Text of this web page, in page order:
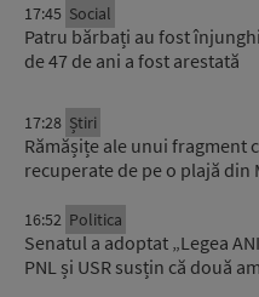
17:45 Social
Patru bărbați au fost
de 47 de ani a fost arestată
17:28 Știri
Rămășițe ale unui fragment
recuperate de pe o plajă
16:52 Politica
Senatul a adoptat „Legea
PNL și USR susțin că două